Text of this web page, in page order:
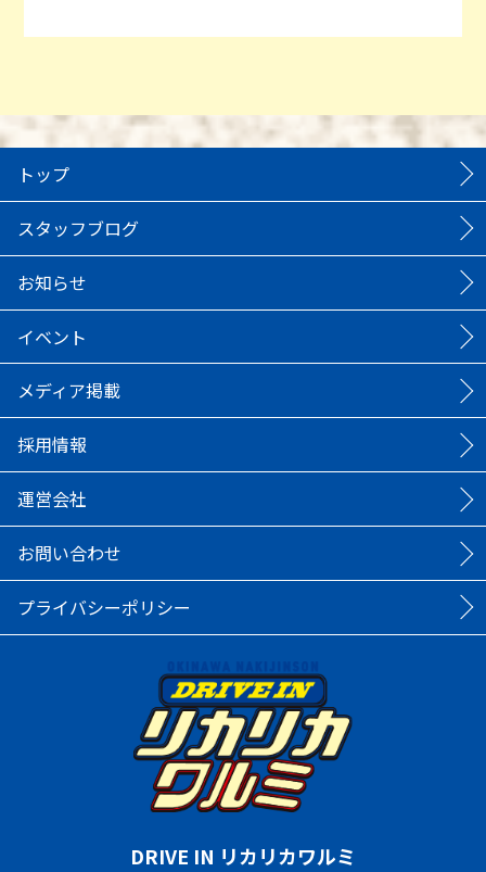
トップ
スタッフブログ
お知らせ
イベント
メディア掲載
採用情報
運営会社
お問い合わせ
プライバシーポリシー
DRIVE IN リカリカワルミ